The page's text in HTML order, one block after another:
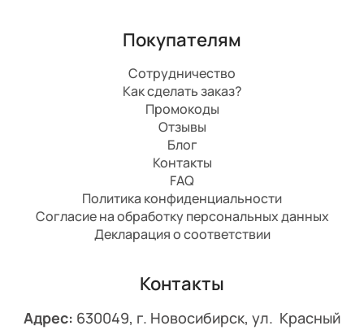
Покупателям
Сотрудничество
Как сделать заказ?
Промокоды
Отзывы
Блог
Контакты
FAQ
Политика конфиденциальности
Согласие на обработку персональных данных
Декларация о соответствии
Контакты
Адрес: 630049, г. Новосибирск, ул. Красный